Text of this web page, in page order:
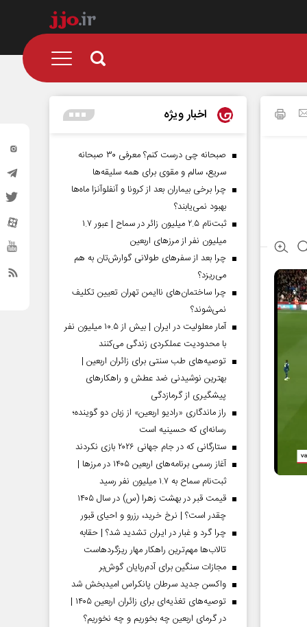
اخبار ویژه
صبحانه چی درست کنم؟ معرفی ۳۰ صبحانه
سریع، سالم و مقوی برای همه سلیقه‌ها
چرا برخی بیماران بعد از کرونا و آنفلوآنزا ماه‌ها
بهبود نمی‌یابند؟
ثبت‌نام ۲.۵ میلیون زائر در سماح | عبور ۱.۷
میلیون نفر از مرز‌های اربعین
چرا بعد از سفرهای طولانی گوارش‌تان به هم
می‌ریزد؟
چرا ساختمان‌های ناایمن تهران تعیین تکلیف
نمی‌شوند؟
آمار معلولیت در ایران | بیش از ۱۰.۵ میلیون نفر
با محدودیت عملکردی زندگی می‌کنند
توصیه‌های طب سنتی برای زائران اربعین |
بهترین نوشیدنی ضد عطش و راهکارهای
پیشگیری از گرمازدگی
راز ماندگاری «رادیو اربعین» از زبان دو گوینده؛
رسانه‌ای که حسینیه است
ستارگانی که در جام جهانی ۲۰۲۶ بازی نکردند
آغاز رسمی برنامه‌های اربعین ۱۴۰۵ در مرز‌ها |
ثبت‌نام سماح به ۱.۷ میلیون نفر رسید
قیمت قبر در بهشت زهرا (س) در سال ۱۴۰۵
چقدر است؟ | نرخ خرید، رزرو و احیای قبور
چرا گرد و غبار در ایران تشدید شد؟ | حقابه
تالاب‌ها مهم‌ترین راهکار مهار ریزگردهاست
مجازات سنگین برای آدم‌ربایان گوش‌بر
واکسن جدید سرطان پانکراس امیدبخش شد
توصیه‌های تغذیه‌ای برای زائران اربعین ۱۴۰۵ |
در گرمای اربعین چه بخوریم و چه نخوریم؟